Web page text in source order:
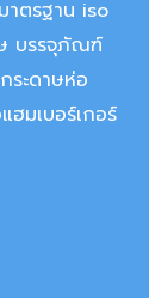
าตรฐาน iso
บรรจุภัณฑ์
ะดาษห่อ
มเบอร์เกอร์